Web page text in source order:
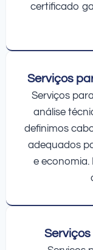
certificado
Serviços
Serviços
análise
definimos
adequados
e economia.